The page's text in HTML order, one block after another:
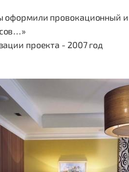
оформили провокационный
проекта - 2007 год